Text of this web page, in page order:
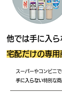
他では手に入ら
宅配だけの専用
スーパーやコンビニで
手に入らない特別な商